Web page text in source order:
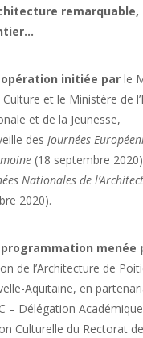
remarquable,
opération initiée par le
Culture et le Ministère de
et de la Jeunesse,
des Journées
(18 septembre
Nationales de
2020).
programmation menée
de l’Architecture de
Aquitaine, en
– Délégation
Culturelle du Rectorat